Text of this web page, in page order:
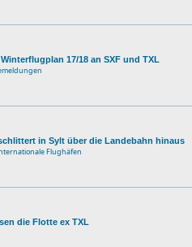
17/18 an SXF und TXL
in Sylt über die Landebahn hinaus
Flughäfen
die Flotte ex TXL